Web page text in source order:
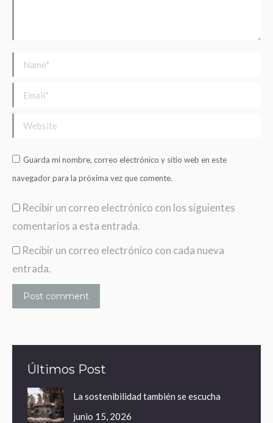
Name *
Email *
Website
Guarda mi nombre, correo electrónico y sitio web en este
navegador para la próxima vez que comente.
Recibir un correo electrónico con los siguientes
comentarios a esta entrada.
Recibir un correo electrónico con cada nueva
entrada.
Post comment
Últimos Post
La sostenibilidad también se escucha
junio 15, 2026